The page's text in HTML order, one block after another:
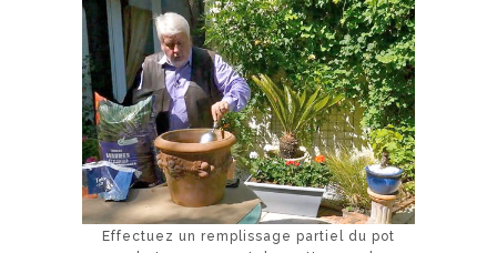
Effectuez un remplissage partiel du pot